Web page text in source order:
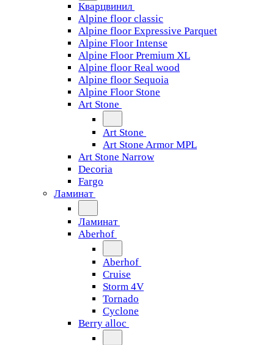
Кварцвинил
Alpine floor classic
Alpine floor Expressive Parquet
Alpine Floor Intense
Alpine Floor Premium XL
Alpine floor Real wood
Alpine floor Sequoia
Alpine Floor Stone
Art Stone
Art Stone
Art Stone Armor MPL
Art Stone Narrow
Decoria
Fargo
Ламинат
Ламинат
Aberhof
Aberhof
Cruise
Storm 4V
Tornado
Сyclone
Berry alloc